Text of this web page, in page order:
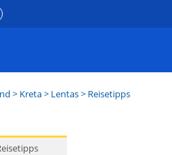
> Kreta> Lentas> Reisetipps